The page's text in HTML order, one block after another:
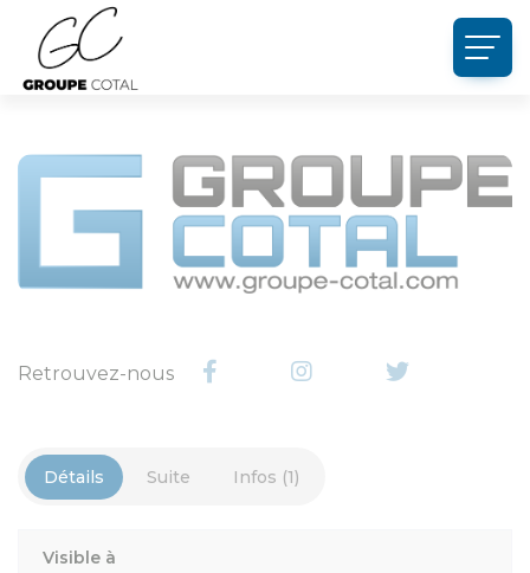
Retrouvez-nous
Détails Suite Infos (1)
Visible à
Panneau de gestion des cookies